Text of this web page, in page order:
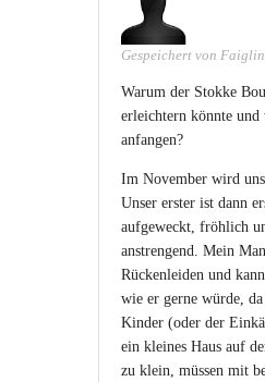
Gespeichert von
Warum der Stokke
erleichtern könnte
anfangen?
Im November wird
Unser erster ist dann
aufgeweckt, fröhlich
anstrengend. Mein
Rückenleiden und
wie er gerne würde,
Kinder (oder der
ein kleines Haus auf
zu klein, müssen mit